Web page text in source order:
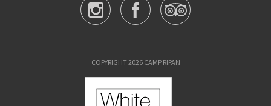
KIRUNA
Midnattssol i Kiruna
Norrsken i Kiruna
COPYRIGHT 2026 CAMP RIPAN